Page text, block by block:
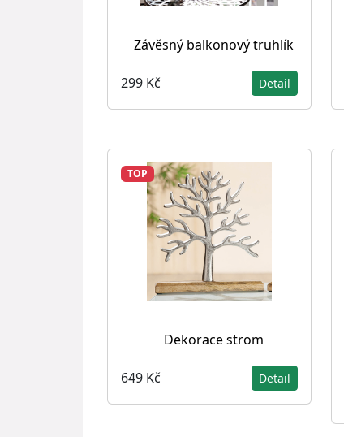
Závěsný balkonový truhlík
299 Kč Detail
TOP
Dekorace strom
649 Kč Detail